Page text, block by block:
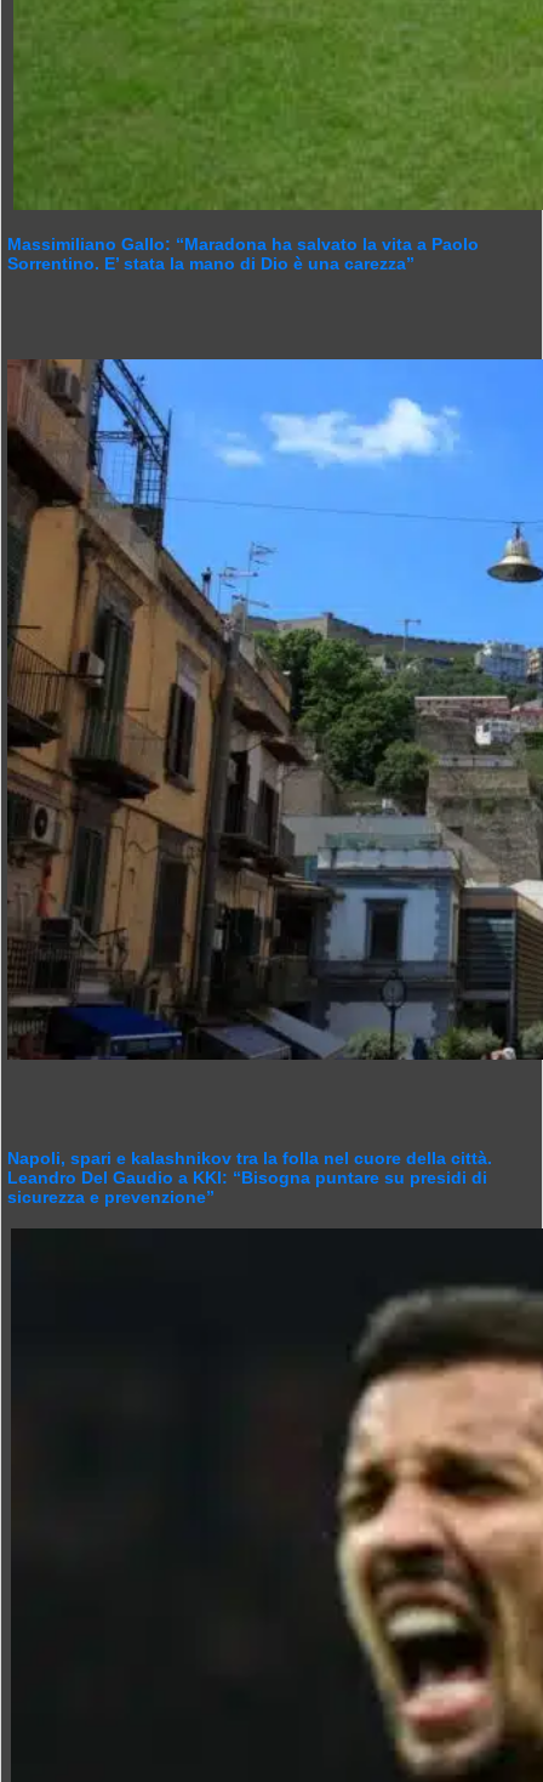
Massimiliano Gallo: “Maradona ha salvato la vita a Paolo
Sorrentino. E’ stata la mano di Dio è una carezza”
Napoli, spari e kalashnikov tra la folla nel cuore della città.
Leandro Del Gaudio a KKI: “Bisogna puntare su presidi di
sicurezza e prevenzione”